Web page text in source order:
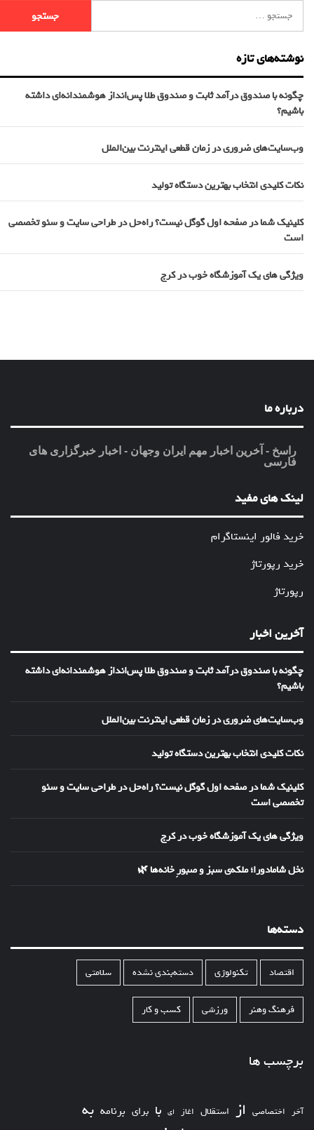
نوشته‌های تازه
چگونه با صندوق درآمد ثابت و صندوق طلا پس‌انداز هوشمندانه‌ای داشته
باشیم؟
وب‌سایت‌های ضروری در زمان قطعی اینترنت بین‌الملل
نکات کلیدی انتخاب بهترین دستگاه تولید
کلینیک شما در صفحه اول گوگل نیست؟ راه‌حل در طراحی سایت و سئو تخصصی
است
ویژگی های یک آموزشگاه خوب در کرج
درباره ما
راسخ - آخرین اخبار مهم ایران وجهان - اخبار خبرگزاری های
فارسی
لینک های مفید
خرید فالور اینستاگرام
خرید رپورتاژ
رپورتاژ
آخرین اخبار
چگونه با صندوق درآمد ثابت و صندوق طلا پس‌انداز هوشمندانه‌ای داشته
باشیم؟
وب‌سایت‌های ضروری در زمان قطعی اینترنت بین‌الملل
نکات کلیدی انتخاب بهترین دستگاه تولید
کلینیک شما در صفحه اول گوگل نیست؟ راه‌حل در طراحی سایت و سئو
تخصصی است
ویژگی های یک آموزشگاه خوب در کرج
نخل شامادورا؛ ملکه‌ی سبز و صبورِ خانه‌ها 🌿
دسته‌ها
اقتصاد تکنولوژی دسته‌بندی نشده سلامتی
فرهنگ وهنر ورزشی کسب و کار
برچسب ها
آخر اختصاصی از استقلال اغاز ای با برای برنامه به